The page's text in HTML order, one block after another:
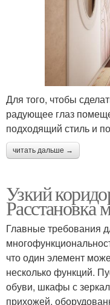
Для того, чтобы
радующее глаз
подходящий стиль и
читать дальше →
Узкий
Расстановка
Главные требования
что один элемент
несколько функций.
обуви, шкафы с
прихожей,